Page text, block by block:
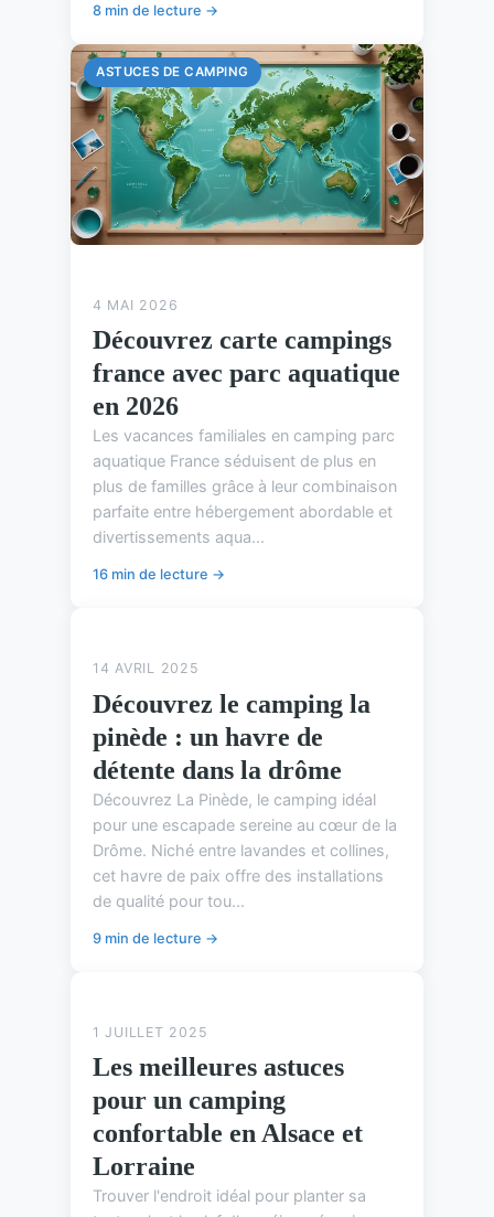
8 min de lecture →
ASTUCES DE CAMPING
4 MAI 2026
Découvrez carte campings
france avec parc aquatique
en 2026
Les vacances familiales en camping parc
aquatique France séduisent de plus en
plus de familles grâce à leur combinaison
parfaite entre hébergement abordable et
divertissements aqua...
16 min de lecture →
14 AVRIL 2025
Découvrez le camping la
pinède : un havre de
détente dans la drôme
Découvrez La Pinède, le camping idéal
pour une escapade sereine au cœur de la
Drôme. Niché entre lavandes et collines,
cet havre de paix offre des installations
de qualité pour tou...
9 min de lecture →
1 JUILLET 2025
Les meilleures astuces
pour un camping
confortable en Alsace et
Lorraine
Trouver l'endroit idéal pour planter sa